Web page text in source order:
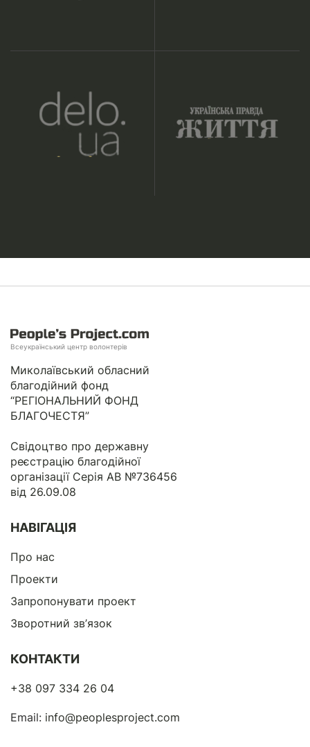
Всеукраїнський центр волонтерів
Миколаївський обласний
благодійний фонд
“РЕГІОНАЛЬНИЙ ФОНД
БЛАГОЧЕСТЯ”
Свідоцтво про державну
реєстрацію благодійної
організації Серія АВ №736456
від 26.09.08
НАВІГАЦІЯ
Про нас
Проекти
Запропонувати проект
Зворотний зв’язок
КОНТАКТИ
+38 097 334 26 04
Email: info@peoplesproject.com